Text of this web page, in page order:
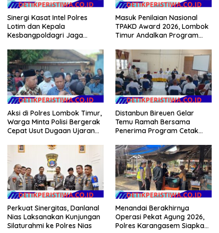
Sinergi Kasat Intel Polres
Lotim dan Kepala
Kesbangpoldagri Jaga
Masyarakat
Masuk Penilaian Nasional
TPAKD Award 2026, Lombok
Timur Andalkan Program
Dongkrak Kesejahteraan
Warga
Aksi di Polres Lombok Timur,
Warga Minta Polisi Bergerak
Cepat Usut Dugaan Ujaran
Distanbun Bireuen Gelar
Temu Ramah Bersama
Penerima Program Cetak
Klarifikasi Isu Hoax
Perkuat Sinergitas, Danlanal
Nias Laksanakan Kunjungan
Silaturahmi ke Polres Nias
Menandai Berakhirnya
Operasi Pekat Agung 2026,
Polres Karangasem Siapkan